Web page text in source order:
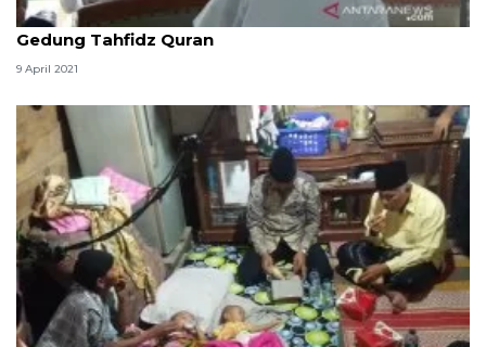
Dibangun jelang Ramadhan, Kota Bekasi miliki
Gedung Tahfidz Quran
9 April 2021